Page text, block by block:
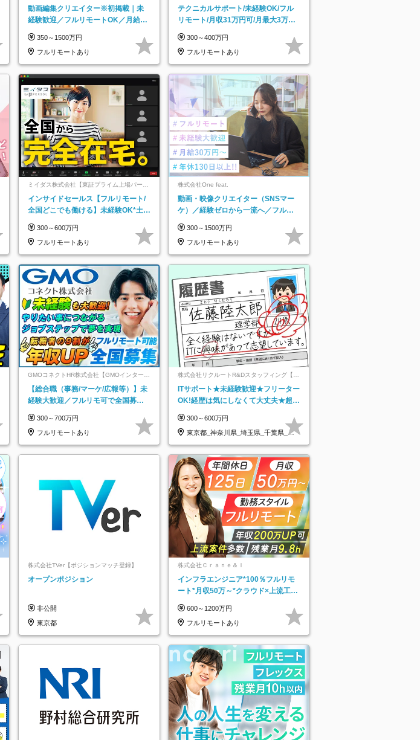
動画編集クリエイター※初掲載｜未
経験歓迎／フルリモートOK／月給32
350～1500万円
フルリモートあり
テクニカルサポート/未経験OK/フル
リモート/月収31万円可/月最大3万の
300～400万円
フルリモートあり
ミイダス株式会社【東証プライム上場パーソ
インサイドセールス【フルリモート/
全国どこでも働ける】未経験OK*土日
300～600万円
フルリモートあり
株式会社One feat.
動画・映像クリエイター（SNSマー
ケ）／経験ゼロから一流へ／フルリ
日以上
300～1500万円
フルリモートあり
GMOコネクトHR株式会社【GMOインターネ
ットグループ】
【総合職（事務/マーケ/広報等）】未
経験大歓迎／フルリモ可で全国募
★
300～700万円
フルリモートあり
株式会社リクルートR&Dスタッフィング【リ
クルートグループ】
ITサポート★未経験歓迎★フリーター
OK!経歴は気にしなくて大丈夫★超大
300～600万円
東京都_神奈川県_埼玉県_千葉県_大
阪府…
株式会社TVer【ポジションマッチ登録】
オープンポジション
非公開
東京都
株式会社Ｃｒａｎｅ＆Ｉ
インフラエンジニア*100％フルリモ
ート*月収50万～*クラウド×上流工程
600～1200万円
フルリモートあり